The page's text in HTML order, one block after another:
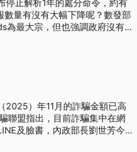
停止解析1年的處分命令，約有
量有沒有大幅下降呢？數發部
為最大宗，但也強調政府沒有
2025）年11月的詐騙金額已高
聯盟指出，目前詐騙集中在網
及臉書，內政部長劉世芳今